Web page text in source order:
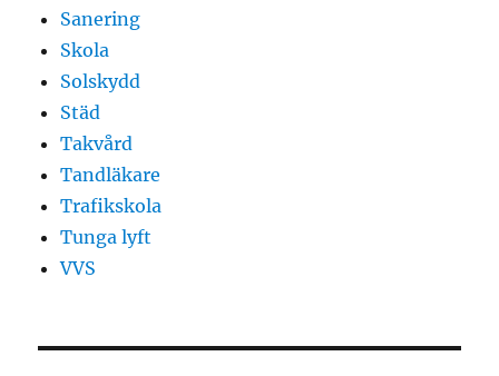
Sanering
Skola
Solskydd
Städ
Takvård
Tandläkare
Trafikskola
Tunga lyft
VVS